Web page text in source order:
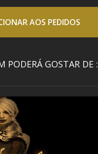
AOS PEDIDOS
PODERÁ GOSTAR DE :